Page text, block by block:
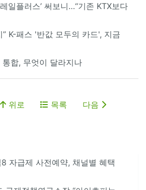
일플러스’ 써보니…“기존 KTX보다
K-패스 '반값 모두의 카드', 지금
통합, 무엇이 달라지나
위로 목록 다음
자급제 사전예약, 채널별 혜택